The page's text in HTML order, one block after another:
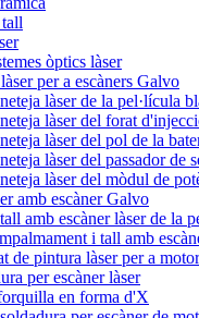
òptics làser
per a escàners Galvo
làser de la pel·lícula
làser del forat
làser del pol de la
làser del passador de
làser del mòdul de
amb escàner Galvo
amb escàner làser de la
i tall amb
de pintura làser per a
per escàner làser
en forma d'X